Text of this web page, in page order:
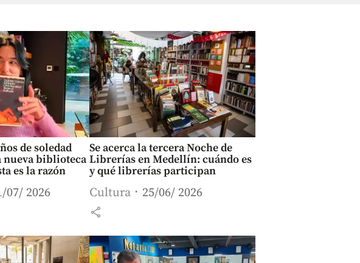
de soledad
nueva biblioteca
es la razón
07/ 2026
Se acerca la tercera Noche de
Librerías en Medellín: cuándo es
y qué librerías participan
Cultura 25/06/ 2026
share